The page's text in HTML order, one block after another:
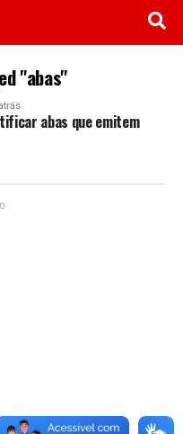
"abas"
abas que emitem